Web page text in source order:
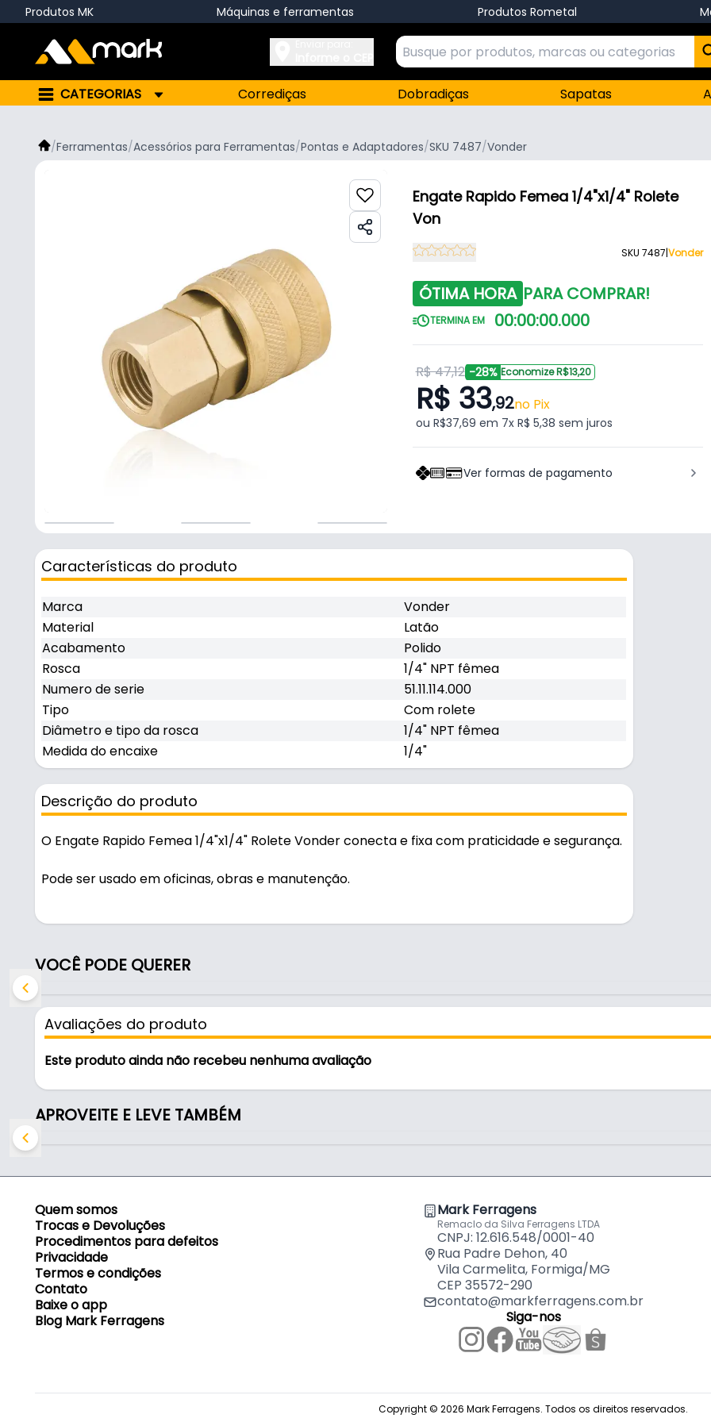
Produtos MK Máquinas e ferramentas Produtos Rometal
CATEGORIAS Corrediças Dobradiças Sapatas
/Ferramentas/Acessórios para Ferramentas/Pontas e Adaptadores/SKU 7487/Vonder
Engate Rapido Femea 1/4"x1/4" Rolete
Von
SKU 7487|Vonder
ÓTIMA HORA PARA COMPRAR!
TERMINA EM 00:00:00.000
R$ 47,12 -28% Economize R$13,20
R$ 33,92no Pix
ou R$37,69 em 7x R$ 5,38 sem juros
Ver formas de pagamento
Características do produto
Marca
Vonder
Material
Latão
Acabamento
Polido
Rosca
1/4" NPT fêmea
Numero de serie
51.11.114.000
Tipo
Com rolete
Diâmetro e tipo da rosca
1/4" NPT fêmea
Medida do encaixe
1/4"
Descrição do produto
O Engate Rapido Femea 1/4"x1/4" Rolete Vonder conecta e fixa com praticidade e segurança.
Pode ser usado em oficinas, obras e manutenção.
Características:
- Marca: Vonder
- Acabamento: Polido
- Rosca: 1/4" NPT fêmea
- Tipo: Com rolete
- Diâmetro e tipo da rosca: 1/4" NPT fêmea
- Medida do encaixe: 1/4"
VOCÊ PODE QUERER
Avaliações do produto
Este produto ainda não recebeu nenhuma avaliação
APROVEITE E LEVE TAMBÉM
Quem somos
Trocas e Devoluções
Procedimentos para defeitos
Privacidade
Termos e condições
Contato
Baixe o app
Blog Mark Ferragens
Mark Ferragens
Remaclo da Silva Ferragens LTDA
CNPJ: 12.616.548/0001-40
Rua Padre Dehon, 40
Vila Carmelita, Formiga/MG
CEP 35572-290
contato@markferragens.com.br
Siga-nos
Copyright © 2026 Mark Ferragens. Todos os direitos reservados.